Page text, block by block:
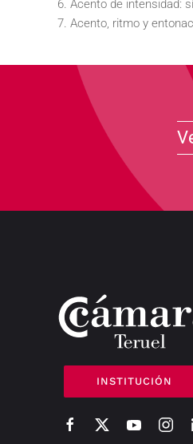
6. Acento de intensidad:
7. Acento, ritmo y
INSTITUCIÓN